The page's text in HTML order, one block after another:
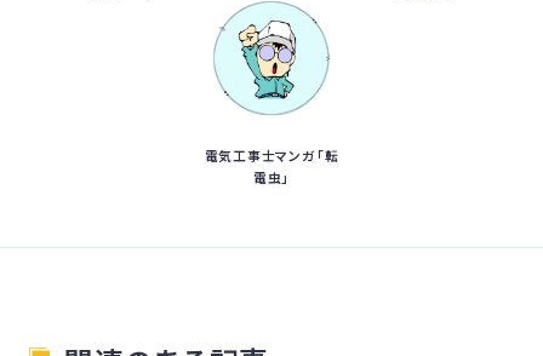
電気工事士マンガ「転
電虫」